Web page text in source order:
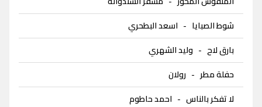
شوط الصبايا - اسعد البطحري
بارق لاح - وليد الشهري
حفلة مطر - رولان
لا تفكر بالناس - احمد حاطوم